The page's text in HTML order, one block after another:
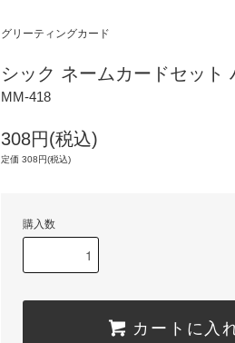
グリーティングカード
シック ネームカードセット
MM-418
308円(税込)
定価 308円(税込)
購入数
カートに入